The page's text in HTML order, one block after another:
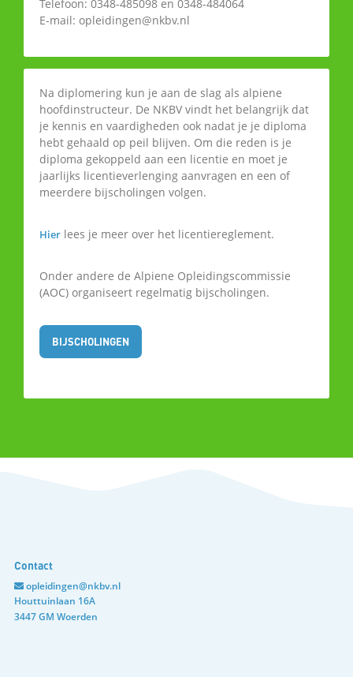
Telefoon: 0348-485098 en 0348-484064
E-mail: opleidingen@nkbv.nl
Na diplomering kun je aan de slag als alpiene
hoofdinstructeur. De NKBV vindt het belangrijk dat
je kennis en vaardigheden ook nadat je je diploma
hebt gehaald op peil blijven. Om die reden is je
diploma gekoppeld aan een licentie en moet je
jaarlijks licentieverlenging aanvragen en een of
meerdere bijscholingen volgen.
Hier lees je meer over het licentiereglement.
Onder andere de Alpiene Opleidingscommissie
(AOC) organiseert regelmatig bijscholingen.
BIJSCHOLINGEN
Contact
opleidingen@nkbv.nl
Houttuinlaan 16A
3447 GM Woerden